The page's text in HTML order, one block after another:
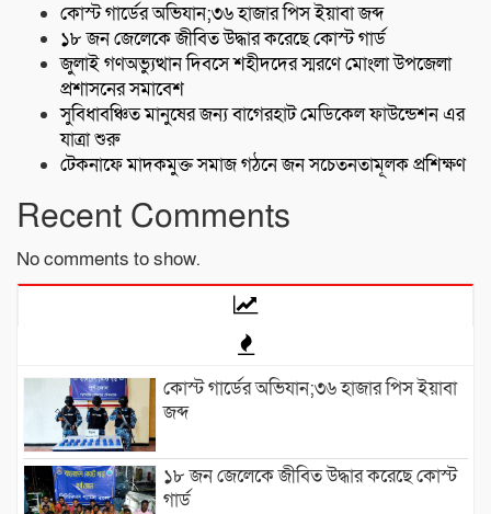
কোস্ট গার্ডের অভিযান;৩৬ হাজার পিস ইয়াবা জব্দ
১৮ জন জেলেকে জীবিত উদ্ধার করেছে কোস্ট গার্ড
জুলাই গণঅভ্যুত্থান দিবসে শহীদদের স্মরণে মোংলা উপজেলা
প্রশাসনের সমাবেশ
সুবিধাবঞ্চিত মানুষের জন্য বাগেরহাট মেডিকেল ফাউন্ডেশন এর
যাত্রা শুরু
টেকনাফে মাদকমুক্ত সমাজ গঠনে জন সচেতনতামূলক প্রশিক্ষণ
Recent Comments
No comments to show.
কোস্ট গার্ডের অভিযান;৩৬ হাজার পিস ইয়াবা
জব্দ
১৮ জন জেলেকে জীবিত উদ্ধার করেছে কোস্ট
গার্ড